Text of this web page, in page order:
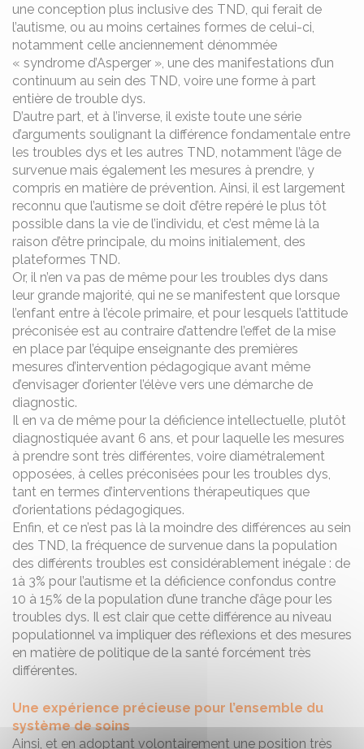
une conception plus inclusive des TND, qui ferait de
l’autisme, ou au moins certaines formes de celui-ci,
notamment celle anciennement dénommée
« syndrome d’Asperger », une des manifestations d’un
continuum au sein des TND, voire une forme à part
entière de trouble dys.
D’autre part, et à l’inverse, il existe toute une série
d’arguments soulignant la différence fondamentale entre
les troubles dys et les autres TND, notamment l’âge de
survenue mais également les mesures à prendre, y
compris en matière de prévention. Ainsi, il est largement
reconnu que l’autisme se doit d’être repéré le plus tôt
possible dans la vie de l’individu, et c’est même là la
raison d’être principale, du moins initialement, des
plateformes TND.
Or, il n’en va pas de même pour les troubles dys dans
leur grande majorité, qui ne se manifestent que lorsque
l’enfant entre à l’école primaire, et pour lesquels l’attitude
préconisée est au contraire d’attendre l’effet de la mise
en place par l’équipe enseignante des premières
mesures d’intervention pédagogique avant même
d’envisager d’orienter l’élève vers une démarche de
diagnostic.
Il en va de même pour la déficience intellectuelle, plutôt
diagnostiquée avant 6 ans, et pour laquelle les mesures
à prendre sont très différentes, voire diamétralement
opposées, à celles préconisées pour les troubles dys,
tant en termes d’interventions thérapeutiques que
d’orientations pédagogiques.
Enfin, et ce n’est pas là la moindre des différences au sein
des TND, la fréquence de survenue dans la population
des différents troubles est considérablement inégale : de
1à 3% pour l’autisme et la déficience confondus contre
10 à 15% de la population d’une tranche d’âge pour les
troubles dys. Il est clair que cette différence au niveau
populationnel va impliquer des réflexions et des mesures
en matière de politique de la santé forcément très
différentes.
Une expérience précieuse pour l’ensemble du
système de soins
Ainsi, et en adoptant volontairement une position très